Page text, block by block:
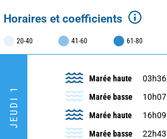
Horaires et coefficients
20-40 41-60 61-80
JEUDI 1
Marée haute 03h36
Marée basse
10h07
Marée haute 16h09
Marée basse
22h43